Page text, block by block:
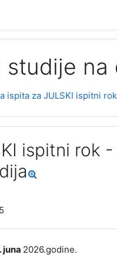
studije na
ispita za JULSKI ispitni
ispitni rok
. juna 2026.godine.